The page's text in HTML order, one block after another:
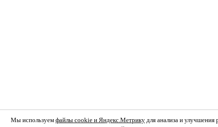
Мы используем файлы cookie и Яндекс.Метрику для анализа и улучшения